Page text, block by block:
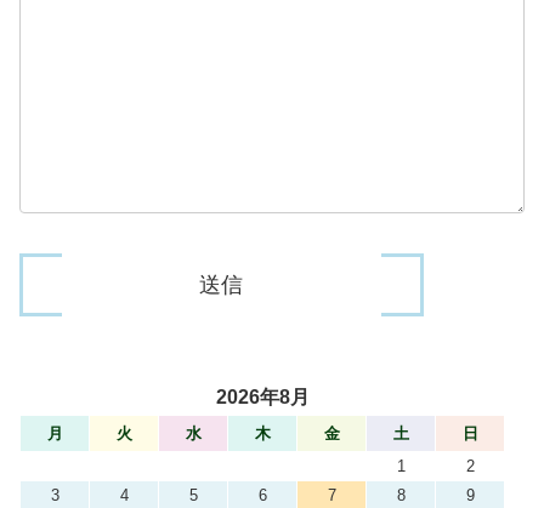
2026年8月
月 火 水 木 金 土
日
1
2
3
4 5 6 7 8
9